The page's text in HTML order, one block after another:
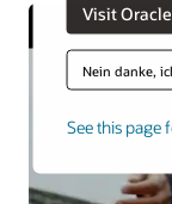
Nein danke,
See this